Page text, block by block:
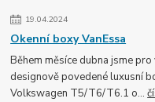
19.04.2024
Okenní boxy VanEssa
Během měsíce dubna jsme
designově povedené luxusní
Volkswagen T5/T6/T6.1 o...